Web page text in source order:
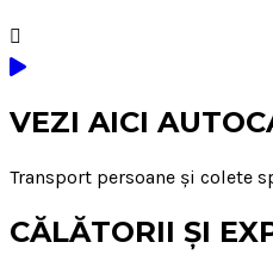
VEZI AICI
Transport persoane și colete
CĂLĂTORII ȘI